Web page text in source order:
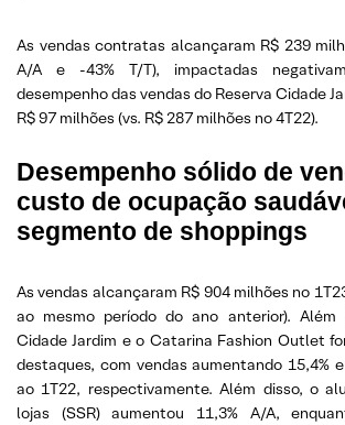
As vendas contratas alcançaram R$ 239
A/A e -43% T/T), impactadas
desempenho das vendas do Reserva Cidade
R$ 97 milhões (vs. R$ 287 milhões no 4T22).
Desempenho sólido de
custo de ocupação
segmento de shoppings
As vendas alcançaram R$ 904 milhões no
ao mesmo período do ano anterior). Além
Cidade Jardim e o Catarina Fashion Outlet
destaques, com vendas aumentando 15,4%
ao 1T22, respectivamente. Além disso, o
lojas (SSR) aumentou 11,3% A/A,